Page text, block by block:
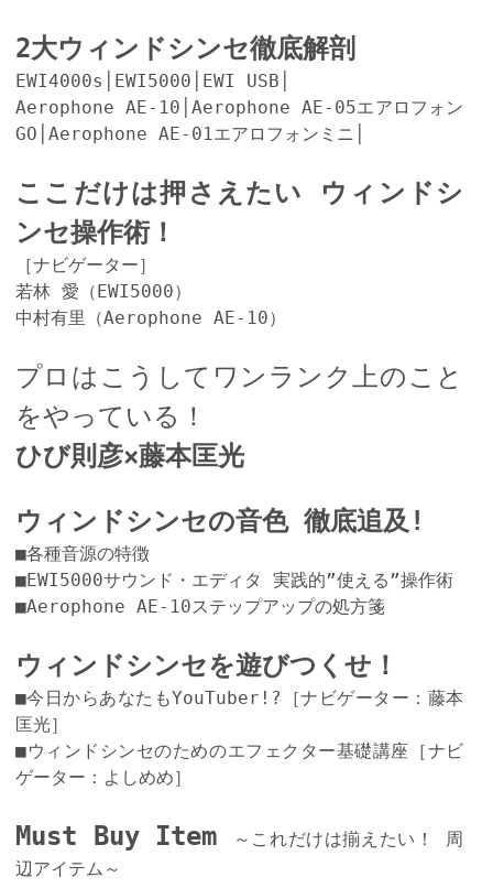
2大ウィンドシンセ徹底解剖
EWI4000s│EWI5000│EWI USB│
Aerophone AE-10│Aerophone AE-05エアロフォン
GO│Aerophone AE-01エアロフォンミニ│
ここだけは押さえたい ウィンドシ
ンセ操作術！
［ナビゲーター］
若林 愛（EWI5000）
中村有里（Aerophone AE-10）
プロはこうしてワンランク上のこと
をやっている！
ひび則彦×藤本匡光
ウィンドシンセの音色 徹底追及!
■各種音源の特徴
■EWI5000サウンド・エディタ 実践的”使える”操作術
■Aerophone AE-10ステップアップの処方箋
ウィンドシンセを遊びつくせ！
■今日からあなたもYouTuber!?［ナビゲーター：藤本
匡光］
■ウィンドシンセのためのエフェクター基礎講座［ナビ
ゲーター：よしめめ］
Must Buy Item
～これだけは揃えたい！ 周
辺アイテム～